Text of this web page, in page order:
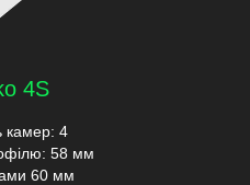
4S
камер: 4
58 мм
60 мм